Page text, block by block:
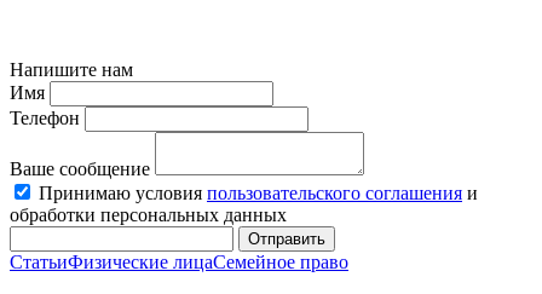
Напишите нам
Имя
Телефон
Ваше сообщение
Принимаю условия пользовательского соглашения и
обработки персональных данных
Отправить
СтатьиФизические лицаСемейное право